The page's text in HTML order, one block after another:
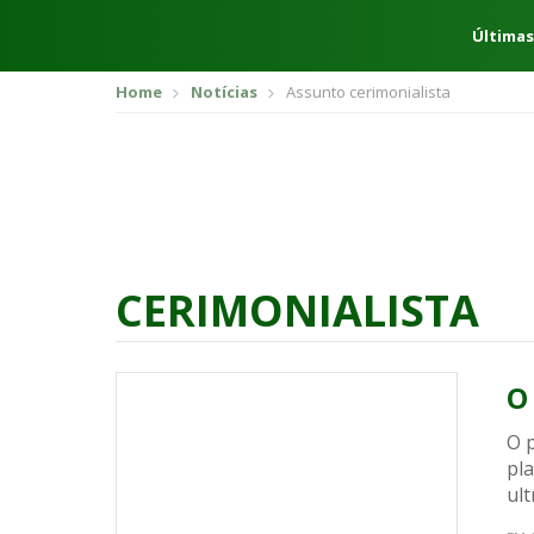
Home Notícias Assunto cerimonialista
CERIMONIALISTA
O